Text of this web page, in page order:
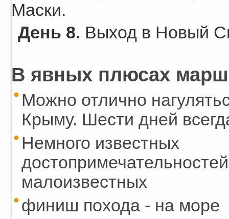
Маски.
День 8. Выход в Новый
В явных плюсах
Можно отлично
Крыму. Шести дней
Немного известных
малоизвестных
финиш похода - на море